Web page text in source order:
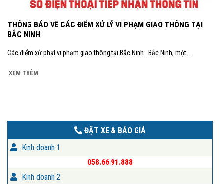
THÔNG BÁO VỀ CÁC ĐIỂM XỬ LÝ VI PHẠM GIAO THÔNG TẠI
BẮC NINH
Các điểm xử phạt vi phạm giao thông tại Bắc Ninh Bắc Ninh, một...
XEM THÊM
ĐẶT XE & BÁO GIÁ
Kinh doanh 1
058.66.91.888
Kinh doanh 2